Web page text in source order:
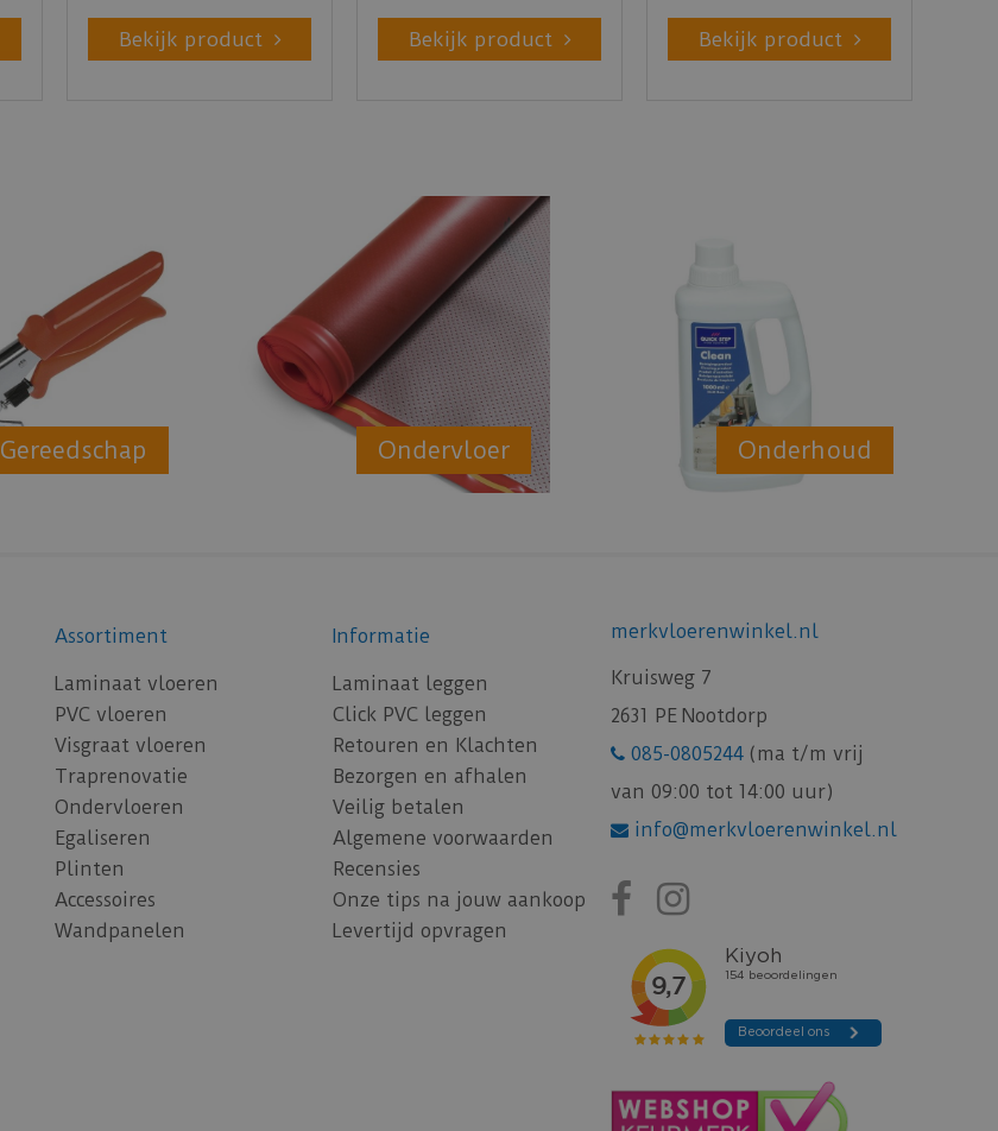
Bekijk product Bekijk product Bekijk product
Gereedschap Ondervloer Onderhoud
Assortiment
Laminaat vloeren
PVC vloeren
Visgraat vloeren
Traprenovatie
Ondervloeren
Egaliseren
Plinten
Accessoires
Wandpanelen
Informatie
Laminaat leggen
Click PVC leggen
Retouren en Klachten
Bezorgen en afhalen
Veilig betalen
Algemene voorwaarden
Recensies
Onze tips na jouw aankoop
Levertijd opvragen
merkvloerenwinkel.nl
Kruisweg 7
2631 PE Nootdorp
085-0805244 (ma t/m vrij
van 09:00 tot 14:00 uur)
info@merkvloerenwinkel.nl